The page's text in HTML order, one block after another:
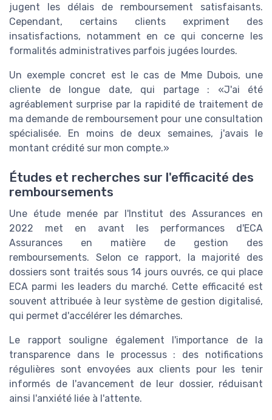
jugent les délais de remboursement satisfaisants.
Cependant, certains clients expriment des
insatisfactions, notamment en ce qui concerne les
formalités administratives parfois jugées lourdes.
Un exemple concret est le cas de Mme Dubois, une
cliente de longue date, qui partage : «J'ai été
agréablement surprise par la rapidité de traitement de
ma demande de remboursement pour une consultation
spécialisée. En moins de deux semaines, j'avais le
montant crédité sur mon compte.»
Études et recherches sur l'efficacité des
remboursements
Une étude menée par l'Institut des Assurances en
2022 met en avant les performances d'ECA
Assurances en matière de gestion des
remboursements. Selon ce rapport, la majorité des
dossiers sont traités sous 14 jours ouvrés, ce qui place
ECA parmi les leaders du marché. Cette efficacité est
souvent attribuée à leur système de gestion digitalisé,
qui permet d'accélérer les démarches.
Le rapport souligne également l'importance de la
transparence dans le processus : des notifications
régulières sont envoyées aux clients pour les tenir
informés de l'avancement de leur dossier, réduisant
ainsi l'anxiété liée à l'attente.